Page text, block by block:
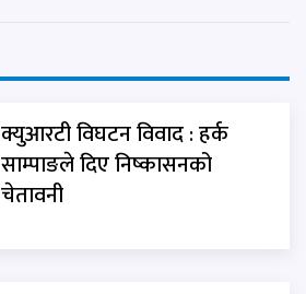
क्युआरटी विघटन विवाद : हर्क
साम्पाङले दिए निष्कासनको
चेतावनी